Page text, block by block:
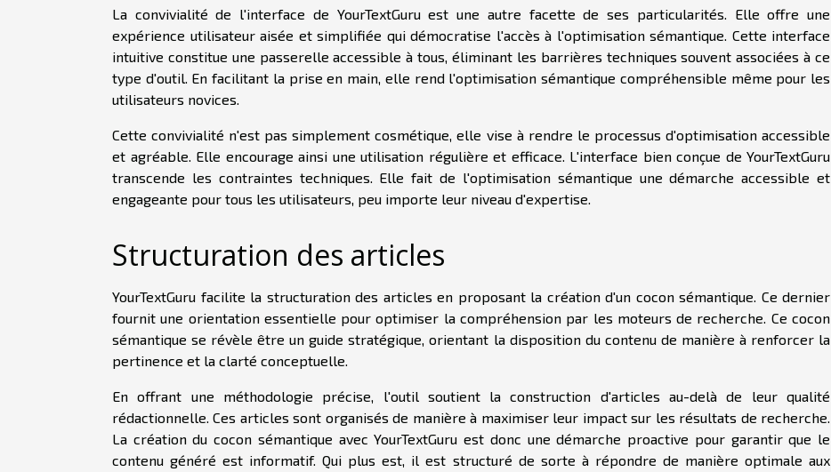
La convivialité de l'interface de YourTextGuru est une autre facette de ses particularités. Elle offre une
expérience utilisateur aisée et simplifiée qui démocratise l'accès à l'optimisation sémantique. Cette interface
intuitive constitue une passerelle accessible à tous, éliminant les barrières techniques souvent associées à ce
type d'outil. En facilitant la prise en main, elle rend l'optimisation sémantique compréhensible même pour les
utilisateurs novices.
Cette convivialité n'est pas simplement cosmétique, elle vise à rendre le processus d'optimisation accessible
et agréable. Elle encourage ainsi une utilisation régulière et efficace. L'interface bien conçue de YourTextGuru
transcende les contraintes techniques. Elle fait de l'optimisation sémantique une démarche accessible et
engageante pour tous les utilisateurs, peu importe leur niveau d'expertise.
Structuration des articles
YourTextGuru facilite la structuration des articles en proposant la création d'un cocon sémantique. Ce dernier
fournit une orientation essentielle pour optimiser la compréhension par les moteurs de recherche. Ce cocon
sémantique se révèle être un guide stratégique, orientant la disposition du contenu de manière à renforcer la
pertinence et la clarté conceptuelle.
En offrant une méthodologie précise, l'outil soutient la construction d'articles au-delà de leur qualité
rédactionnelle. Ces articles sont organisés de manière à maximiser leur impact sur les résultats de recherche.
La création du cocon sémantique avec YourTextGuru est donc une démarche proactive pour garantir que le
contenu généré est informatif. Qui plus est, il est structuré de sorte à répondre de manière optimale aux